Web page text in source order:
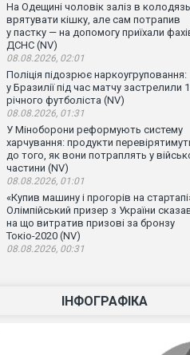
На Одещині чоловік заліз в
врятувати кішку, але сам потрапив
у пастку — на допомогу приїхали
ДСНС (NV)
08.08.2026, 02:01
Поліція підозрює наркоугруповання:
у Бразилії під час матчу застрелили
річного футболіста (NV)
08.08.2026, 01:31
У Міноборони реформують систему
харчування: продукти
до того, як вони потраплять у
частини (NV)
08.08.2026, 01:01
«Купив машину і прогорів на
Олімпійський призер з України
на що витратив призові за бронзу
Токіо-2020 (NV)
08.08.2026, 00:31
ІНФОГРАФІКА